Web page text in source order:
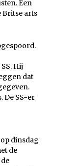
Een
Britse arts
Hij
dat
De SS-er
dinsdag
de